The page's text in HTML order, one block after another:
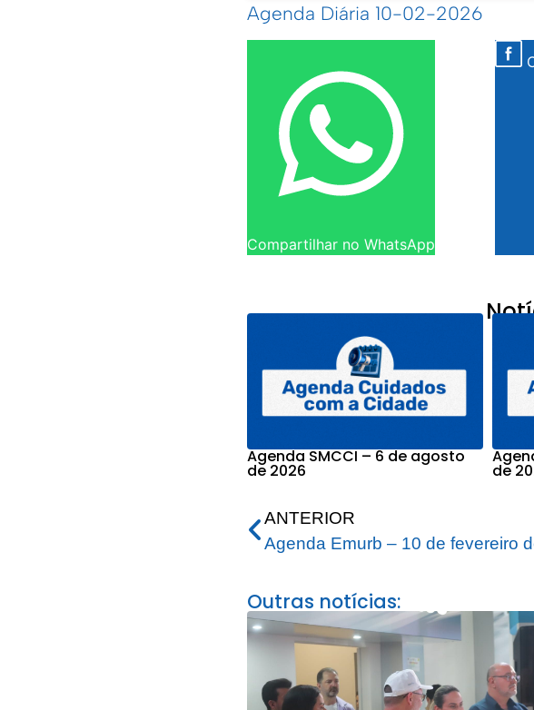
Agenda Diária 10-02-2026
Compartilhar no WhatsApp
Agenda SMCCI – 6 de agosto
de 2026 de
ANTERIOR
Agenda Emurb – 10 de fevereiro
Outras notícias: